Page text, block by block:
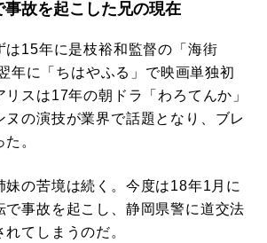
故を起こした兄の現在
15年に是枝裕和監督の「海街
年に「ちはやふる」で映画単独初
スは17年の朝ドラ「わろてんか」
ヌの演技が業界で話題となり、ブレ
。
の苦境は続く。今度は18年1月に
で事故を起こし、静岡県警に道交法
てしまうのだ。